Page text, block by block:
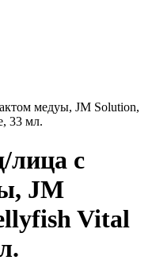
медуы, JM Solution,
33 мл.
лица с
JM
Vital